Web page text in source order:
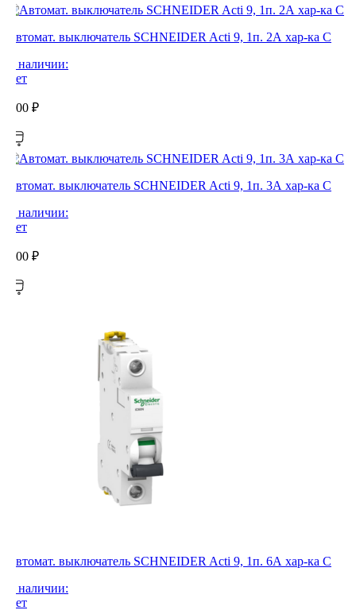
Автомат. выключатель SCHNEIDER Acti 9, 1п. 2А хар-ка С
В наличии:
Нет
0,00 ₽
Автомат. выключатель SCHNEIDER Acti 9, 1п. 3А хар-ка С
В наличии:
Нет
0,00 ₽
Автомат. выключатель SCHNEIDER Acti 9, 1п. 6А хар-ка С
В наличии:
Нет